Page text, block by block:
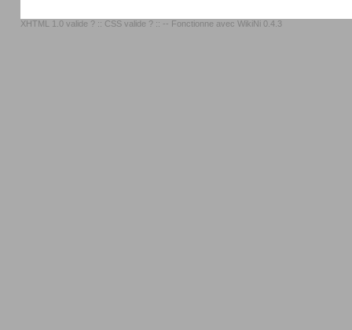
XHTML 1.0 valide ? :: CSS valide ? :: -- Fonctionne avec WikiNi 0.4.3